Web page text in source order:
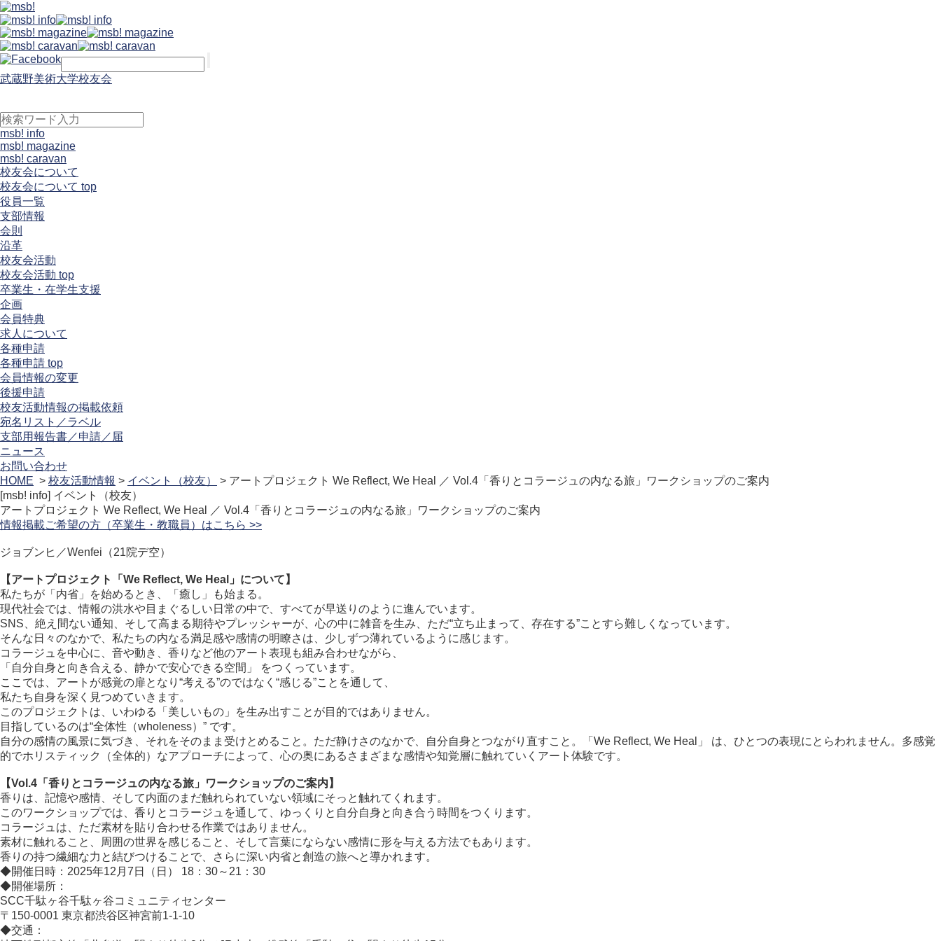
武蔵野美術大学校友会
msb! info
msb! magazine
msb! caravan
校友会について
校友会について top
役員一覧
支部情報
会則
沿革
校友会活動
校友会活動 top
卒業生・在学生支援
企画
会員特典
求人について
各種申請
各種申請 top
会員情報の変更
後援申請
校友活動情報の掲載依頼
宛名リスト／ラベル
支部用報告書／申請／届
ニュース
お問い合わせ
HOME > 校友活動情報 > イベント（校友）
> アートプロジェクト We Reflect, We Heal ／ Vol.4「香りとコラージュの内なる旅」ワークショップのご案内
[msb! info] イベント（校友）
アートプロジェクト We Reflect, We Heal ／ Vol.4「香りとコラージュの内なる旅」ワークショップのご案内
情報掲載ご希望の方（卒業生・教職員）はこちら >>
ジョブンヒ／Wenfei（21院デ空）
【アートプロジェクト「We Reflect, We Heal」について】
私たちが「内省」を始めるとき、「癒し」も始まる。
現代社会では、情報の洪水や目まぐるしい日常の中で、すべてが早送りのように進んでいます。
SNS、絶え間ない通知、そして高まる期待やプレッシャーが、心の中に雑音を生み、ただ“立ち止まって、存在する”ことすら難しくなっています。
そんな日々のなかで、私たちの内なる満足感や感情の明瞭さは、少しずつ薄れているように感じます。
コラージュを中心に、音や動き、香りなど他のアート表現も組み合わせながら、
「自分自身と向き合える、静かで安心できる空間」 をつくっています。
ここでは、アートが感覚の扉となり“考える”のではなく“感じる”ことを通して、
私たち自身を深く見つめていきます。
このプロジェクトは、いわゆる「美しいもの」を生み出すことが目的ではありません。
目指しているのは“全体性（wholeness）” です。
自分の感情の風景に気づき、それをそのまま受けとめること。ただ静けさのなかで、自分自身とつながり直すこと。「We Reflect, We Heal」 は、ひとつの表現にとらわれません。多感覚
的でホリスティック（全体的）なアプローチによって、心の奥にあるさまざまな感情や知覚層に触れていくアート体験です。
【Vol.4「香りとコラージュの内なる旅」ワークショップのご案内】
香りは、記憶や感情、そして内面のまだ触れられていない領域にそっと触れてくれます。
このワークショップでは、香りとコラージュを通して、ゆっくりと自分自身と向き合う時間をつくります。
コラージュは、ただ素材を貼り合わせる作業ではありません。
素材に触れること、周囲の世界を感じること、そして言葉にならない感情に形を与える方法でもあります。
香りの持つ繊細な力と結びつけることで、さらに深い内省と創造の旅へと導かれます。
◆開催日時：2025年12月7日（日） 18：30～21：30
◆開催場所：
SCC千駄ヶ谷千駄ヶ谷コミュニティセンター
〒150-0001 東京都渋谷区神宮前1-1-10
◆交通：